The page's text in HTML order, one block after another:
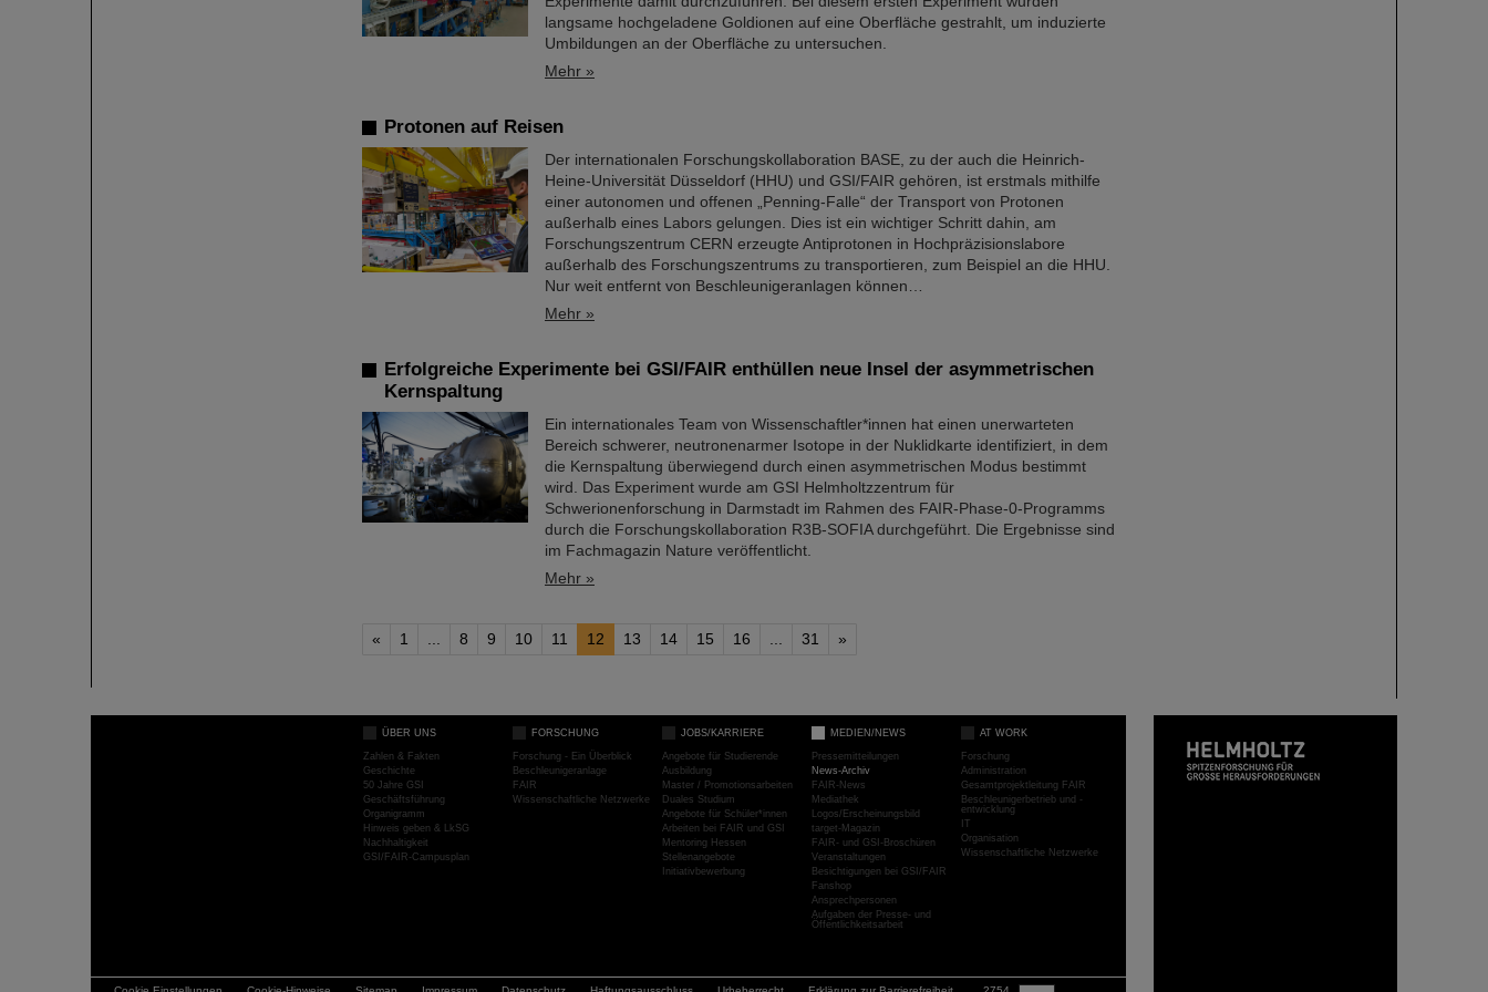
langsame hochgeladene Goldionen auf eine Oberfläche gestrahlt, um induzierte
Umbildungen an der Oberfläche zu untersuchen.
Mehr »
Protonen auf Reisen
Der internationalen Forschungskollaboration BASE, zu der auch die Heinrich-
Heine-Universität Düsseldorf (HHU) und GSI/FAIR gehören, ist erstmals mithilfe
einer autonomen und offenen „Penning-Falle“ der Transport von Protonen
außerhalb eines Labors gelungen. Dies ist ein wichtiger Schritt dahin, am
Forschungszentrum CERN erzeugte Antiprotonen in Hochpräzisionslabore
außerhalb des Forschungszentrums zu transportieren, zum Beispiel an die HHU.
Nur weit entfernt von Beschleunigeranlagen können…
Mehr »
Erfolgreiche Experimente bei GSI/FAIR enthüllen neue Insel der asymmetrischen
Kernspaltung
Ein internationales Team von Wissenschaftler*innen hat einen unerwarteten
Bereich schwerer, neutronenarmer Isotope in der Nuklidkarte identifiziert, in dem
die Kernspaltung überwiegend durch einen asymmetrischen Modus bestimmt
wird. Das Experiment wurde am GSI Helmholtzzentrum für
Schwerionenforschung in Darmstadt im Rahmen des FAIR-Phase-0-Programms
durch die Forschungskollaboration R3B-SOFIA durchgeführt. Die Ergebnisse sind
im Fachmagazin Nature veröffentlicht.
Mehr »
« 1 8 9 10 11 12 13 14 15 16 31 »
ÜBER UNS
Zahlen & Fakten
Geschichte
50 Jahre GSI
Geschäftsführung
Organigramm
Hinweis geben & LkSG
Nachhaltigkeit
GSI/FAIR-Campusplan
FORSCHUNG
Forschung - Ein Überblick
Beschleunigeranlage
FAIR
Wissenschaftliche Netzwerke
JOBS/KARRIERE
Angebote für Studierende
Ausbildung
Master / Promotionsarbeiten
Duales Studium
Angebote für Schüler*innen
Arbeiten bei FAIR und GSI
Mentoring Hessen
Stellenangebote
Initiativbewerbung
MEDIEN/NEWS
Pressemitteilungen
News-Archiv
FAIR-News
Mediathek
Logos/Erscheinungsbild
target-Magazin
FAIR- und GSI-Broschüren
Veranstaltungen
Besichtigungen bei GSI/FAIR
Fanshop
Ansprechpersonen
Aufgaben der Presse- und
Öffentlichkeitsarbeit
AT WORK
Forschung
Administration
Gesamtprojektleitung FAIR
Beschleunigerbetrieb und -
entwicklung
IT
Organisation
Wissenschaftliche Netzwerke